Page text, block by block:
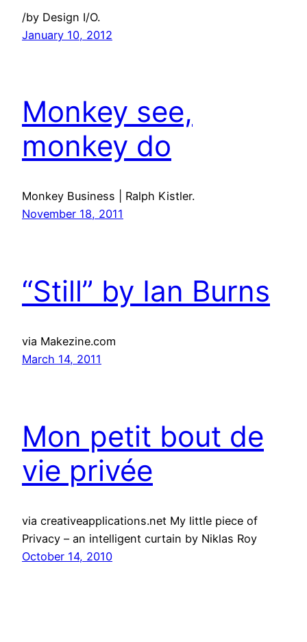
/by Design I/O.
January 10, 2012
Monkey see,
monkey do
Monkey Business | Ralph Kistler.
November 18, 2011
“Still” by Ian Burns
via Makezine.com
March 14, 2011
Mon petit bout de
vie privée
via creativeapplications.net My little piece of
Privacy – an intelligent curtain by Niklas Roy
October 14, 2010